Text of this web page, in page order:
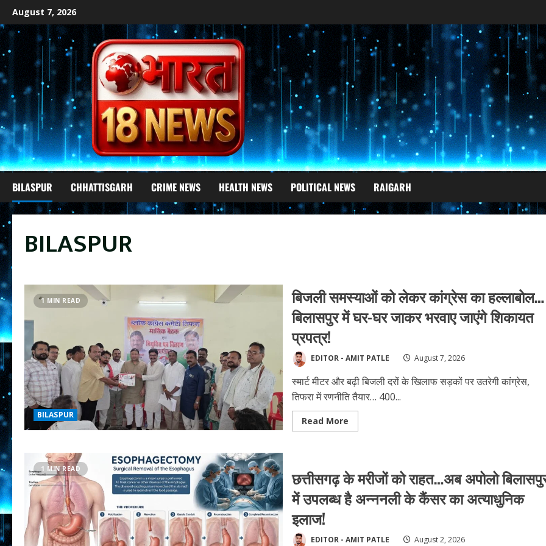
Skip
to
content
August 7, 2026
BILASPUR CHHATTISGARH CRIME NEWS HEALTH NEWS POLITICAL NEWS RAIGARH
BILASPUR
1 MIN READ
BILASPUR
बिजली समस्याओं को लेकर कांग्रेस का हल्लाबोल…
बिलासपुर में घर-घर जाकर भरवाए जाएंगे शिकायत
प्रपत्र!
EDITOR - AMIT PATLE August 7, 2026
स्मार्ट मीटर और बढ़ी बिजली दरों के खिलाफ सड़कों पर उतरेगी कांग्रेस,
तिफरा में रणनीति तैयार… 400...
Read MoreRead
more
लेकर
कांग्रेस
का
हल्लाबोल…
बिलासपुर
जाकर
1 MIN READ
छत्तीसगढ़ के मरीजों को राहत…अब अपोलो
में उपलब्ध है अन्ननली के कैंसर का अत्याधुनिक
इलाज!
EDITOR - AMIT PATLE August 2, 2026